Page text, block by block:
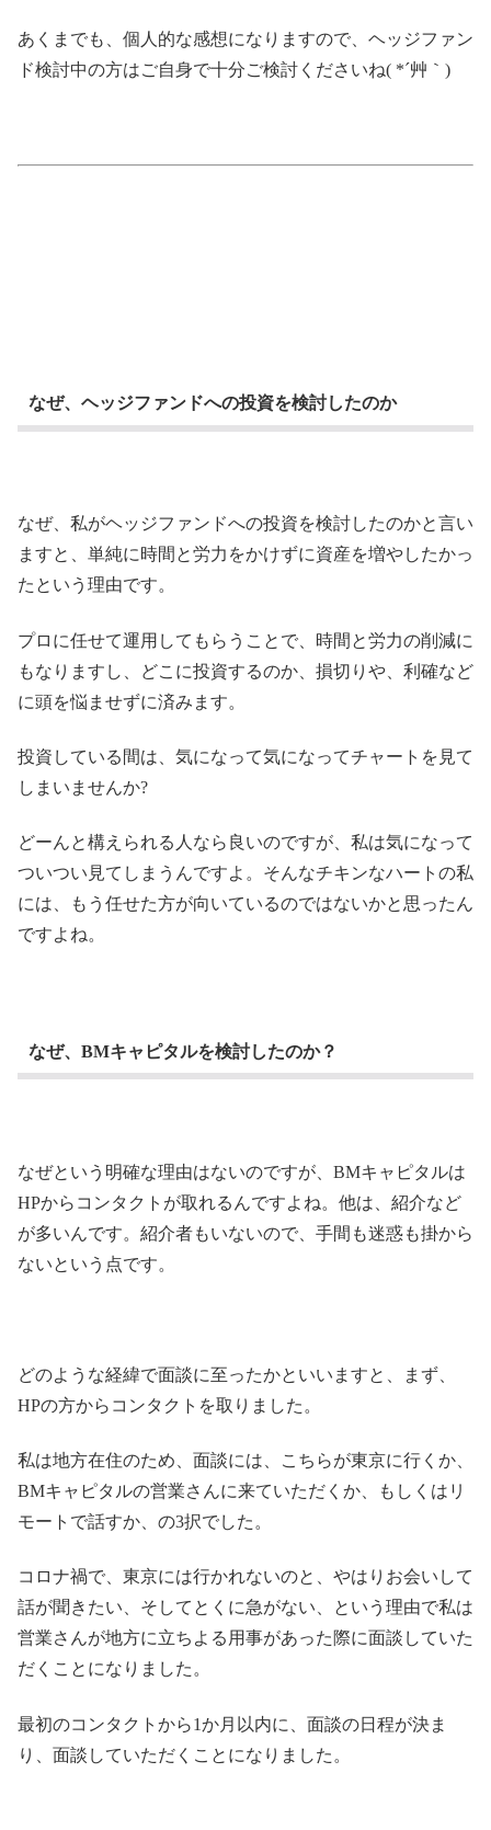
あくまでも、個人的な感想になりますので、ヘッジファン
ド検討中の方はご自身で十分ご検討くださいね( *´艸｀)
なぜ、ヘッジファンドへの投資を検討したのか
なぜ、私がヘッジファンドへの投資を検討したのかと言い
ますと、単純に時間と労力をかけずに資産を増やしたかっ
たという理由です。
プロに任せて運用してもらうことで、時間と労力の削減に
もなりますし、どこに投資するのか、損切りや、利確など
に頭を悩ませずに済みます。
投資している間は、気になって気になってチャートを見て
しまいませんか?
どーんと構えられる人なら良いのですが、私は気になって
ついつい見てしまうんですよ。そんなチキンなハートの私
には、もう任せた方が向いているのではないかと思ったん
ですよね。
なぜ、BMキャピタルを検討したのか？
なぜという明確な理由はないのですが、BMキャピタルは
HPからコンタクトが取れるんですよね。他は、紹介など
が多いんです。紹介者もいないので、手間も迷惑も掛から
ないという点です。
どのような経緯で面談に至ったかといいますと、まず、
HPの方からコンタクトを取りました。
私は地方在住のため、面談には、こちらが東京に行くか、
BMキャピタルの営業さんに来ていただくか、もしくはリ
モートで話すか、の3択でした。
コロナ禍で、東京には行かれないのと、やはりお会いして
話が聞きたい、そしてとくに急がない、という理由で私は
営業さんが地方に立ちよる用事があった際に面談していた
だくことになりました。
最初のコンタクトから1か月以内に、面談の日程が決ま
り、面談していただくことになりました。